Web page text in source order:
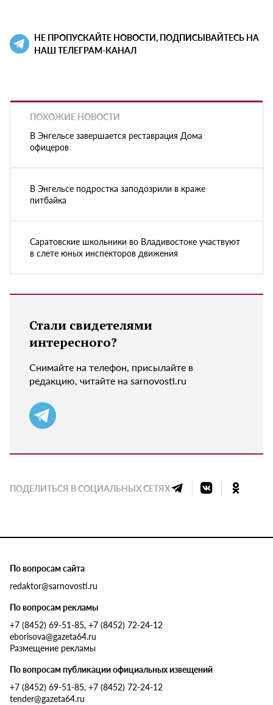
НЕ ПРОПУСКАЙТЕ НОВОСТИ, ПОДПИСЫВАЙТЕСЬ НА
НАШ ТЕЛЕГРАМ-КАНАЛ
ПОХОЖИЕ НОВОСТИ
В Энгельсе завершается реставрация Дома
офицеров
В Энгельсе подростка заподозрили в краже
питбайка
Саратовские школьники во Владивостоке участвуют
в слете юных инспекторов движения
Стали свидетелями
интересного?
Снимайте на телефон, присылайте в
редакцию, читайте на sarnovosti.ru
ПОДЕЛИТЬСЯ В СОЦИАЛЬНЫХ СЕТЯХ
По вопросам сайта
redaktor@sarnovosti.ru
По вопросам рекламы
+7 (8452) 69-51-85, +7 (8452) 72-24-12
eborisova@gazeta64.ru
Размещение рекламы
По вопросам публикации официальных извещений
+7 (8452) 69-51-85, +7 (8452) 72-24-12
tender@gazeta64.ru